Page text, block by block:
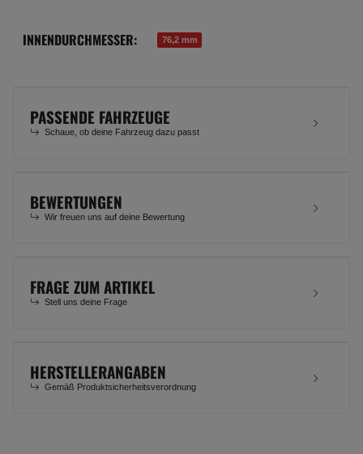
Produkteigenschaft
Wert
INNENDURCHMESSER: 76,2 mm
PASSENDE FAHRZEUGE
Schaue, ob deine Fahrzeug dazu passt
BEWERTUNGEN
Wir freuen uns auf deine Bewertung
FRAGE ZUM ARTIKEL
Stell uns deine Frage
HERSTELLERANGABEN
Gemäß Produktsicherheitsverordnung